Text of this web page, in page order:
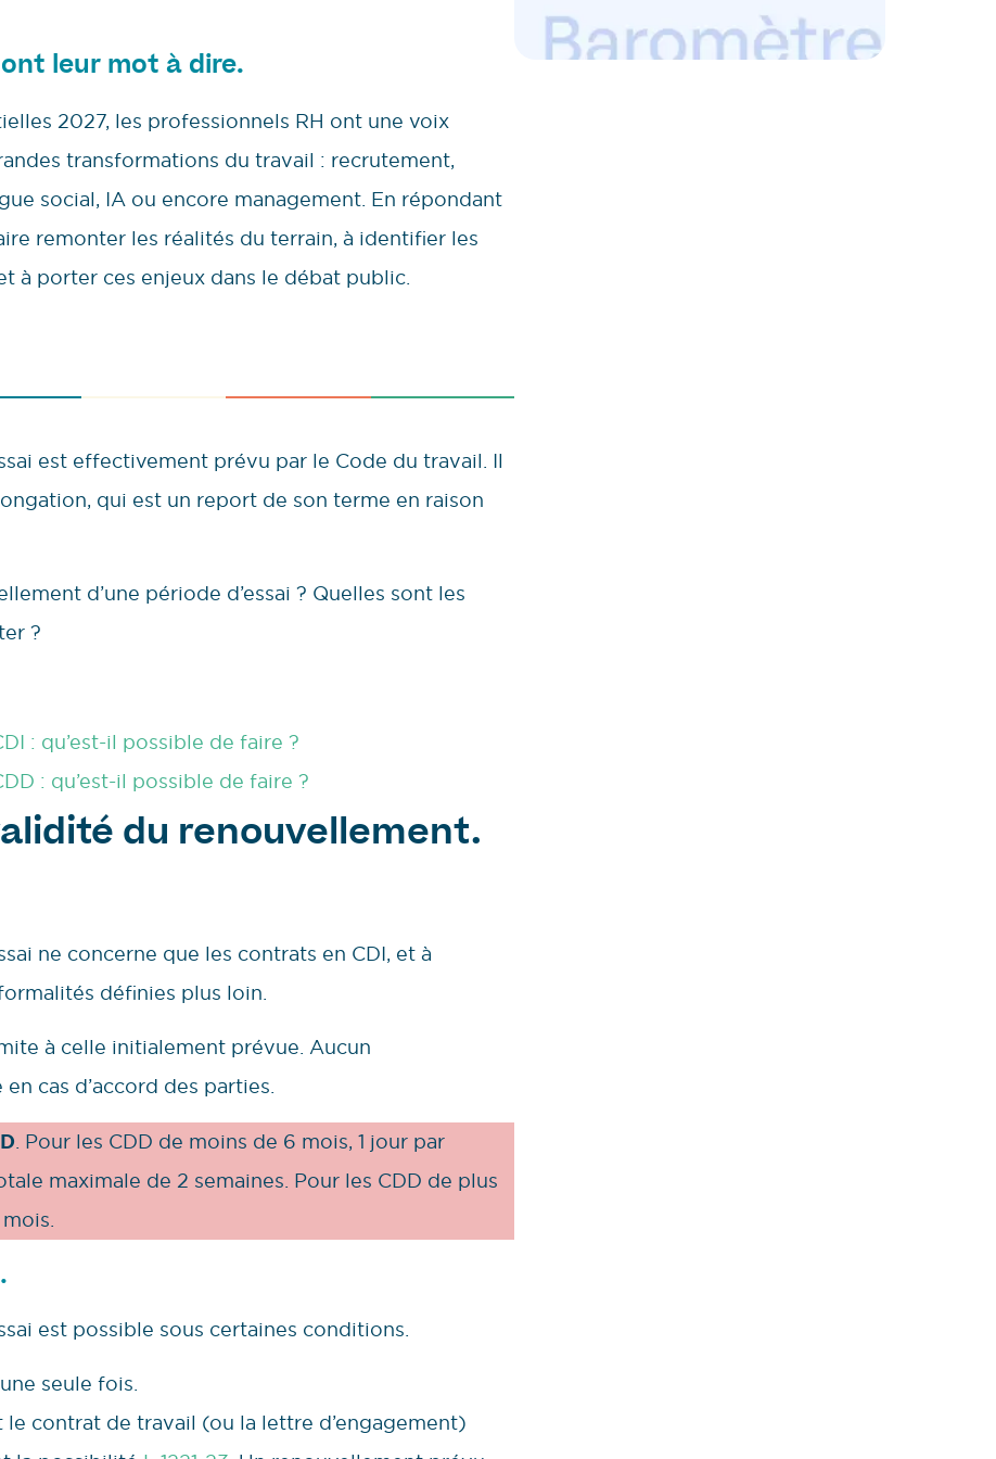
ont leur mot à dire.
2027, les professionnels RH ont une voix
transformations du travail : recrutement,
social, IA ou encore management. En répondant
remonter les réalités du terrain, à identifier les
à porter ces enjeux dans le débat public.
est effectivement prévu par le Code du travail. Il
qui est un report de son terme en raison
d’une période d’essai ? Quelles sont les
?
: qu’est-il possible de faire ?
: qu’est-il possible de faire ?
du renouvellement.
ne concerne que les contrats en CDI, et à
définies plus loin.
à celle initialement prévue. Aucun
cas d’accord des parties.
. Pour les CDD de moins de 6 mois, 1 jour par
maximale de 2 semaines. Pour les CDD de plus
est possible sous certaines conditions.
seule fois.
contrat de travail (ou la lettre d’engagement)